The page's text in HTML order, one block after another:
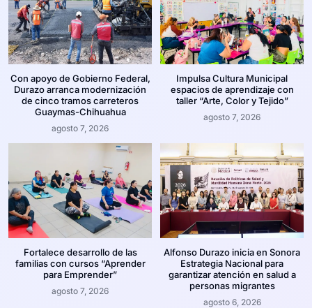
Con apoyo de Gobierno Federal,
Durazo arranca modernización
de cinco tramos carreteros
Guaymas-Chihuahua
agosto 7, 2026
Impulsa Cultura Municipal
espacios de aprendizaje con
taller “Arte, Color y Tejido”
agosto 7, 2026
Fortalece desarrollo de las
familias con cursos “Aprender
para Emprender”
agosto 7, 2026
Alfonso Durazo inicia en Sonora
Estrategia Nacional para
garantizar atención en salud a
personas migrantes
agosto 6, 2026